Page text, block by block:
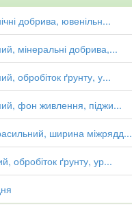
добрива, ювенільн...
мінеральні добрива,...
обробіток ґрунту, у...
фон живлення, піджи...
ширина міжрядд...
обробіток ґрунту, ур...